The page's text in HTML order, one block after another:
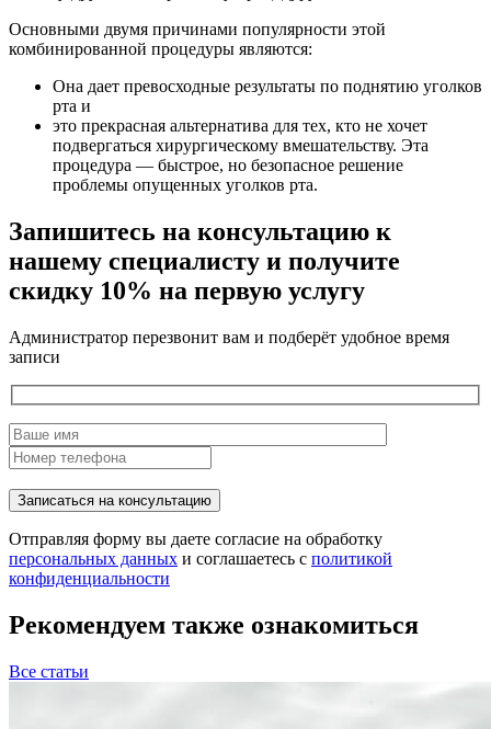
Основными двумя причинами популярности этой
комбинированной процедуры являются:
Она дает превосходные результаты по поднятию уголков
рта и
это прекрасная альтернатива для тех, кто не хочет
подвергаться хирургическому вмешательству. Эта
процедура — быстрое, но безопасное решение
проблемы опущенных уголков рта.
Запишитесь на консультацию к
нашему специалисту и получите
скидку 10% на первую услугу
Администратор перезвонит вам и подберёт удобное время
записи
Отправляя форму вы даете согласие на обработку
персональных данных и соглашаетесь с политикой
конфиденциальности
Рекомендуем также ознакомиться
Все статьи